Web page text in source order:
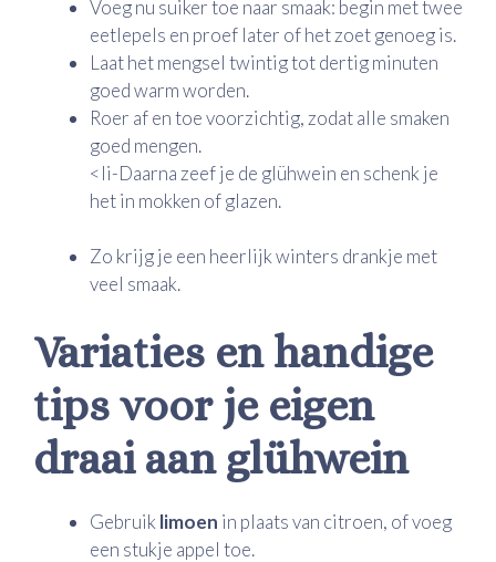
Voeg nu suiker toe naar smaak: begin met twee
eetlepels en proef later of het zoet genoeg is.
Laat het mengsel twintig tot dertig minuten
goed warm worden.
Roer af en toe voorzichtig, zodat alle smaken
goed mengen.
<li-Daarna zeef je de glühwein en schenk je
het in mokken of glazen.
Zo krijg je een heerlijk winters drankje met
veel smaak.
Variaties en handige
tips voor je eigen
draai aan glühwein
Gebruik limoen in plaats van citroen, of voeg
een stukje appel toe.